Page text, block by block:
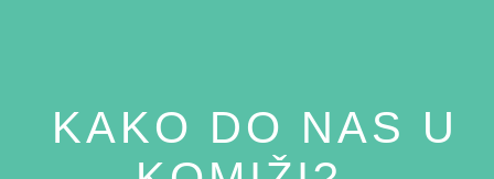
KAKO DO NAS U